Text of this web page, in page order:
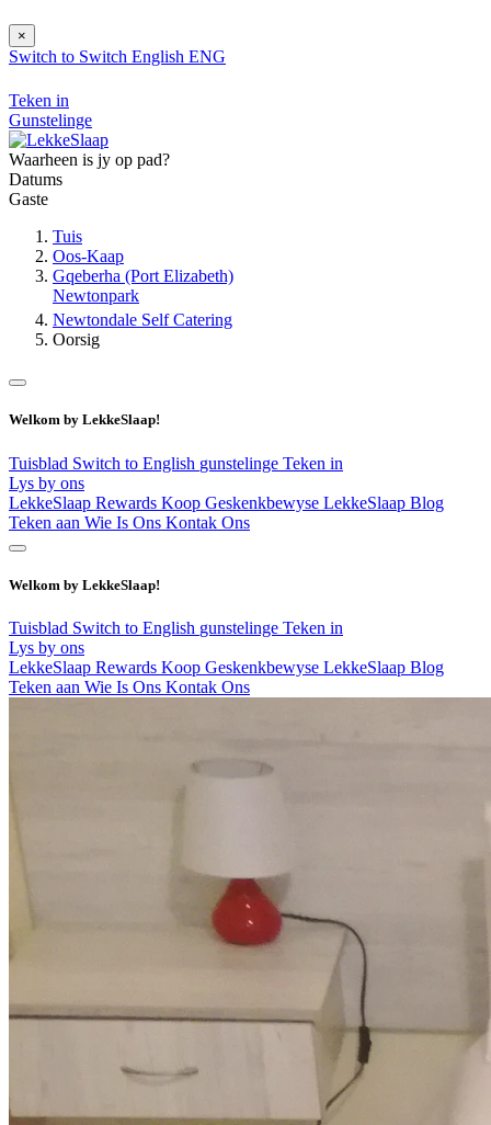
×
Switch to Switch English ENG
Teken in
Gunstelinge
Waarheen is jy op pad?
Datums
Gaste
Tuis
Oos-Kaap
Gqeberha (Port Elizabeth)
Newtonpark
Newtondale Self Catering
Oorsig
Welkom by LekkeSlaap!
Tuisblad Switch to English gunstelinge Teken in
Lys by ons
LekkeSlaap Rewards Koop Geskenkbewyse LekkeSlaap Blog
Teken aan Wie Is Ons Kontak Ons
Welkom by LekkeSlaap!
Tuisblad Switch to English gunstelinge Teken in
Lys by ons
LekkeSlaap Rewards Koop Geskenkbewyse LekkeSlaap Blog
Teken aan Wie Is Ons Kontak Ons